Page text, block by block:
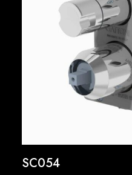
SC054